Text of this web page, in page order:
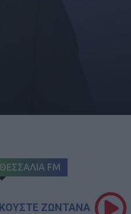
ΘΕΣΣΑΛΙΑ FM
ΖΩΝΤΑΝΑ